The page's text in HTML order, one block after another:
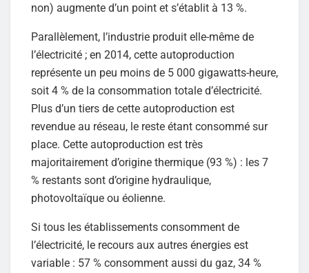
non) augmente d’un point et s’établit à 13 %.
Parallèlement, l’industrie produit elle-même de
l’électricité ; en 2014, cette autoproduction
représente un peu moins de 5 000 gigawatts-heure,
soit 4 % de la consommation totale d’électricité.
Plus d’un tiers de cette autoproduction est
revendue au réseau, le reste étant consommé sur
place. Cette autoproduction est très
majoritairement d’origine thermique (93 %) : les 7
% restants sont d’origine hydraulique,
photovoltaïque ou éolienne.
Si tous les établissements consomment de
l’électricité, le recours aux autres énergies est
variable : 57 % consomment aussi du gaz, 34 %